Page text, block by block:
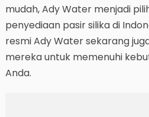
mudah, Ady Water menjadi
penyediaan pasir silika di
resmi Ady Water sekarang
mereka untuk memenuhi
Anda.